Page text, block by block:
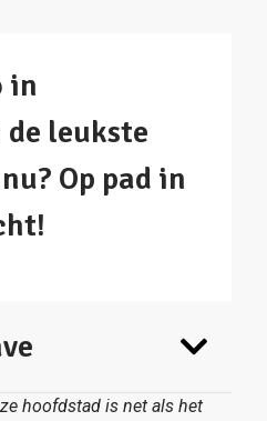
in
leukste
Op pad in
hoofdstad is net als het